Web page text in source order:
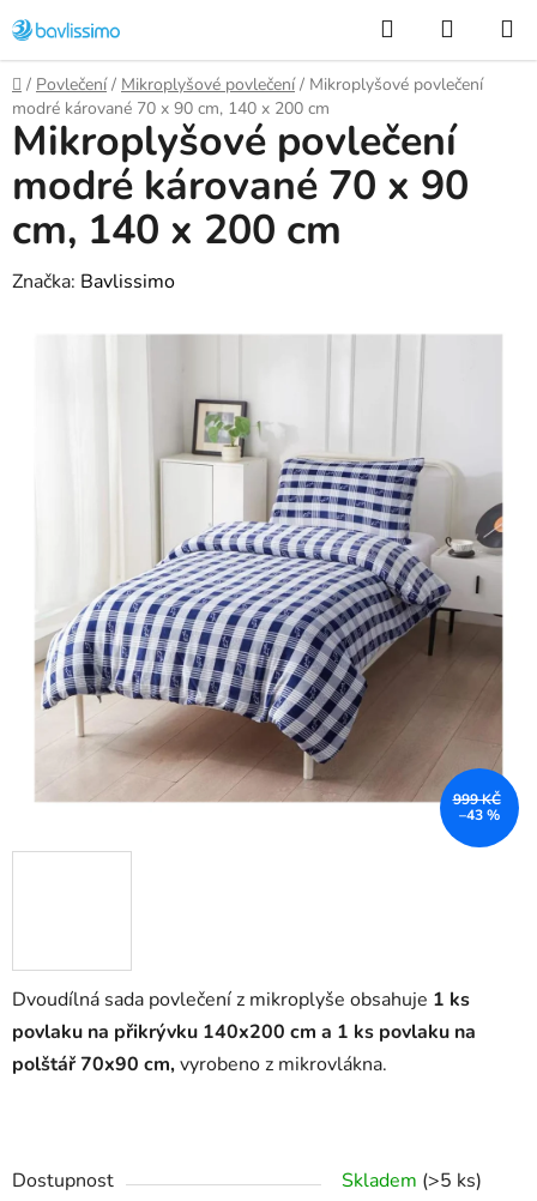
na
obsah
Hledat
KOŠÍK
Domů
/ Povlečení / Mikroplyšové povlečení / Mikroplyšové povlečení
modré kárované 70 x 90 cm, 140 x 200 cm
Dvoudílná sada povlečení z mikroplyše obsahuje 1 ks
povlaku na přikrývku 140x200 cm a 1 ks povlaku na
polštář 70x90 cm,vyrobeno z mikrovlákna.
Dostupnost Skladem (>5 ks)
Mikroplyšové povlečení
modré kárované 70 x 90
cm, 140 x 200 cm
Značka: Bavlissimo
999 KČ
–43 %